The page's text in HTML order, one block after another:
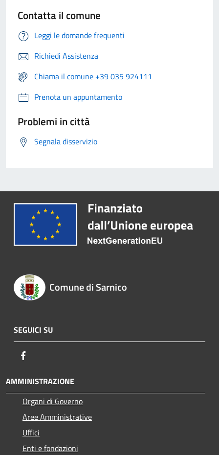
Contatta il comune
Leggi le domande frequenti
Richiedi Assistenza
Chiama il comune +39 035 924111
Prenota un appuntamento
Problemi in città
Segnala disservizio
Comune di Sarnico
SEGUICI SU
AMMINISTRAZIONE
Organi di Governo
Aree Amministrative
Uffici
Enti e fondazioni